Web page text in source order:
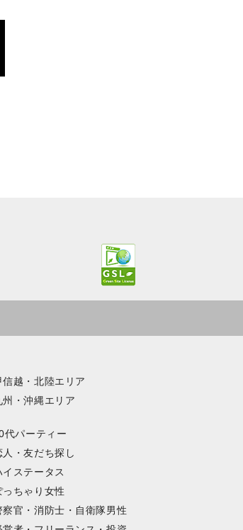
信越・北陸エリア
州・沖縄エリア
代パーティー
人・友だち探し
イステータス
っちゃり女性
察官・消防士・自衛隊男性